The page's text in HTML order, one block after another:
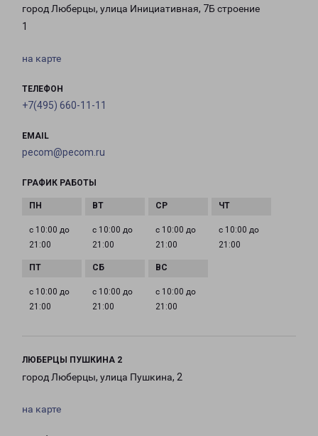
город Люберцы, улица Инициативная, 7Б строение
1
на карте
ТЕЛЕФОН
+7(495) 660-11-11
EMAIL
pecom@pecom.ru
ГРАФИК РАБОТЫ
с 10:00 до
21:00
с 10:00 до
21:00
с 10:00 до
21:00
с 10:00 до
21:00
с 10:00 до
21:00
с 10:00 до
21:00
с 10:00 до
21:00
ЛЮБЕРЦЫ ПУШКИНА 2
город Люберцы, улица Пушкина, 2
на карте